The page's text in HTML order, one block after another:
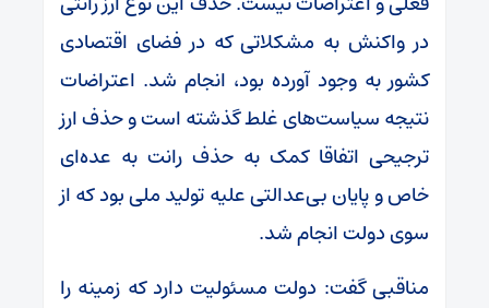
در واکنش به مشکلاتی که در فضای اقتصادی
کشور به وجود آورده بود، انجام شد. اعتراضات
نتیجه سیاست‌های غلط گذشته است و حذف ارز
ترجیحی اتفاقا کمک به حذف رانت به عده‌ای
خاص و پایان بی‌عدالتی علیه تولید ملی بود که از
سوی دولت انجام شد.
مناقبی گفت: دولت مسئولیت دارد که زمینه را